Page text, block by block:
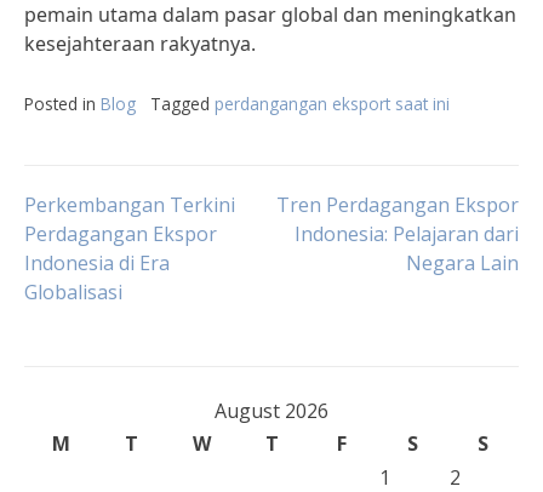
pemain utama dalam pasar global dan meningkatkan
kesejahteraan rakyatnya.
Posted in Blog Tagged perdangangan eksport saat ini
Post
navigation
Perkembangan Terkini
Perdagangan Ekspor
Indonesia di Era
Globalisasi
Tren Perdagangan Ekspor
Indonesia: Pelajaran dari
Negara Lain
August 2026
M
T W T F S
S
1
2